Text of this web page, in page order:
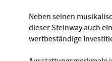
Neben seinen
dieser Steinway auch
wertbeständige